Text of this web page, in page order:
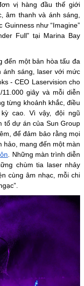
vị hàng đầu thế giới
âm thanh và ánh sáng,
như “Imagine”
Full” tại Marina Bay
đến một bản hòa tấu đa
sáng, laser với mức
- CEO Laservision cho
giây và mỗi diễn
từng khoảnh khắc, điều
cao. Vì vậy, đội ngũ
tổ dự án của Sun Group
để đảm bảo rằng mọi
hảo, mang đến một màn
. Những màn trình diễn
chùm tia laser nhảy
cùng âm nhạc, mỗi chi